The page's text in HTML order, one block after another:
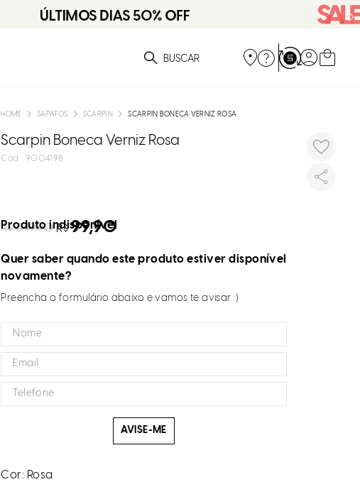
O que você está procurando?
SAPATOS SCARPIN SCARPIN BONECA VERNIZ ROSA
Scarpin Boneca Verniz Rosa
: 9004198
R$ 349,90 R$ 99,90
Produto indisponível
Quer saber quando este produto estiver disponível
novamente?
Preencha o formulário abaixo e vamos te avisar :)
AVISE-ME
Cor: Rosa